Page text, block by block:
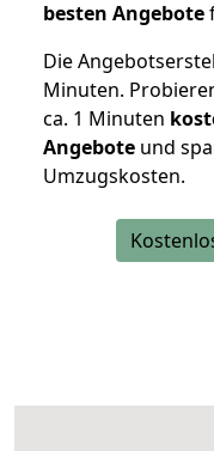
besten Angebote
Die
Minuten.
ca. 1 Minuten
Angebote und
Umzugskosten.